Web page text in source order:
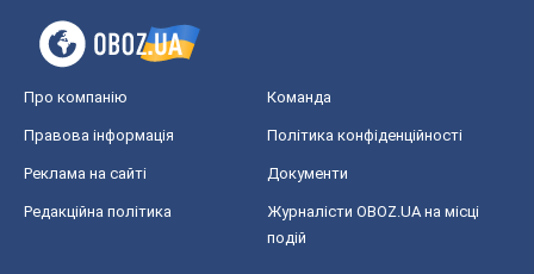
Про компанію Команда
Правова інформація Політика конфіденційності
Реклама на сайті Документи
Редакційна політика
Журналісти OBOZ.UA на місці
подій